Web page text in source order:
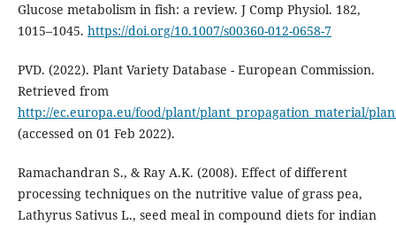
Glucose metabolism in fish: a review. J Comp Physiol. 182,
1015–1045. https://doi.org/10.1007/s00360-012-0658-7
PVD. (2022). Plant Variety Database - European Commission.
Retrieved from
http://ec.europa.eu/food/plant/plant_propagation_material/
(accessed on 01 Feb 2022).
Ramachandran S., & Ray A.K. (2008). Effect of different
processing techniques on the nutritive value of grass pea,
Lathyrus Sativus L., seed meal in compound diets for indian